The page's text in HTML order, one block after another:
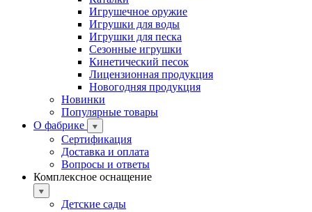
Игрушечное оружие
Игрушки для воды
Игрушки для песка
Сезонные игрушки
Кинетический песок
Лицензионная продукция
Новогодняя продукция
Новинки
Популярные товары
О фабрике
Сертификация
Доставка и оплата
Вопросы и ответы
Комплексное оснащение
Детские сады